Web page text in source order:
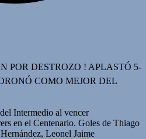
POR DESTROZO ! APLASTÓ 5-
COMO MEJOR DEL
Intermedio al vencer
en el Centenario. Goles de Thiago
Leonel Jaime